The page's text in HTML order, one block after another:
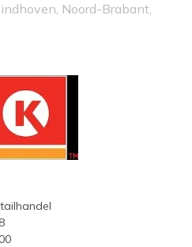
Noord-Brabant,
Tankstation